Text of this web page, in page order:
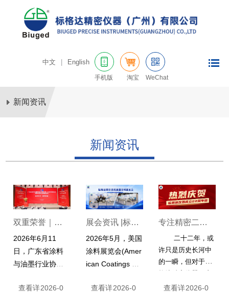
中文 English
手机版 淘宝 WeChat
新闻资讯
新闻资讯
双重荣誉｜标
格达王崇兵荣
2026年6月11
日，广东省涂料
与油墨行业协会
员代表大会暨第
查看详2026-0
展会资讯 |标格
达亮相2026年
美国涂料展，
2026年5月，美国
涂料展览会(Amer
ican Coatings Sh
安纳波利斯圆满
查看详2026-0
专注精密二十
二载 | 热烈庆祝
标格达仪器成
二十二年，或
许只是历史长河中
的一瞬，但对于标
格达精密仪器（广
州）有限公司而
查看详2026-0